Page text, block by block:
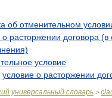
об отменительном
о расторжении договора (в
условие
условие о расторжении
универсальный словарь >